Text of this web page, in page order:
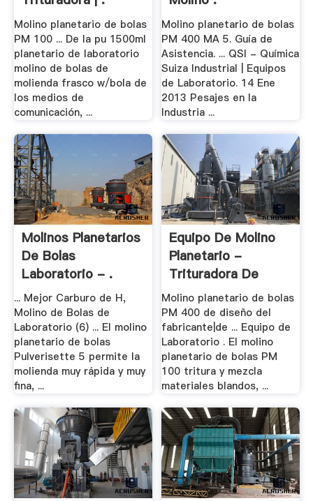
Molino planetario de bolas
PM 100 ... De la pu 1500ml
planetario de laboratorio
molino de bolas de
molienda frasco w/bola de
los medios de
comunicación, ...
Molino planetario de bolas
PM 400 MA 5. Guía de
Asistencia. ... QSI - Química
Suiza Industrial | Equipos
de Laboratorio. 14 Ene
2013 Pesajes en la
Industria ...
Molinos Planetarios
De Bolas
Laboratorio - .
... Mejor Carburo de H,
Molino de Bolas de
Laboratorio (6) ... El molino
planetario de bolas
Pulverisette 5 permite la
molienda muy rápida y muy
fina, ...
Equipo De Molino
Planetario -
Trituradora De
Cono
Molino planetario de bolas
PM 400 de diseño del
fabricante|de ... Equipo de
Laboratorio . El molino
planetario de bolas PM
100 tritura y mezcla
materiales blandos, ...